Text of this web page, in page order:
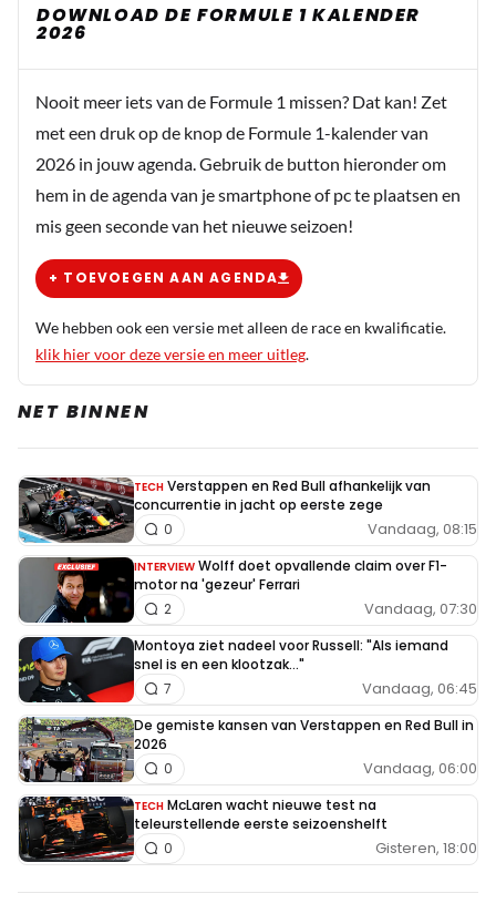
CvM
9 oktober 2025 08:32
Klinkt echt heel overtuigend, deze ontkenning. Echt waar
hoor.
Azijnman
9 oktober 2025 23:42
'k geloof d'r geen Zak van...
Fia-fiasco
9 oktober 2025 08:35
anderen te houden aan ethische waarden, ter
Monic Armiento-Hissink
Ik hoop het, ben zo klaar met dat team en vooral die
9 oktober 2025 15:04
Misschien alle medewerkers van hem een brief laten
tekenen dat er niemand in zijn opdracht iets
frauduleus heeft gedaan. Eiste hij vorig seizoen ook
van al het RedBull personeel. Vaak beschuldigen die
types een ander ervan hoe ze zelf in elkaar zitten.
DOWNLOAD DE FORMULE 1 KALENDER
2026
Nooit meer iets van de Formule 1 missen? Dat kan! Zet
met een druk op de knop de Formule 1-kalender van
2026 in jouw agenda. Gebruik de button hieronder om
hem in de agenda van je smartphone of pc te plaatsen en
mis geen seconde van het nieuwe seizoen!
+ TOEVOEGEN AAN AGENDA
We hebben ook een versie met alleen de race en kwalificatie.
klik hier voor deze versie en meer uitleg.
NET BINNEN
TECH Verstappen en Red Bull afhankelijk van
concurrentie in jacht op eerste zege
Vandaag, 08:15
0
INTERVIEW Wolff doet opvallende claim over F1-
motor na 'gezeur' Ferrari
Vandaag, 07:30
2
Montoya ziet nadeel voor Russell: "Als iemand
snel is en een klootzak..."
Vandaag, 06:45
7
De gemiste kansen van Verstappen en Red Bull in
2026
Vandaag, 06:00
0
TECH McLaren wacht nieuwe test na
teleurstellende eerste seizoenshelft
Gisteren, 18:00
0